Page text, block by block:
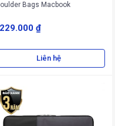
Bags Macbook
₫
Liên hệ